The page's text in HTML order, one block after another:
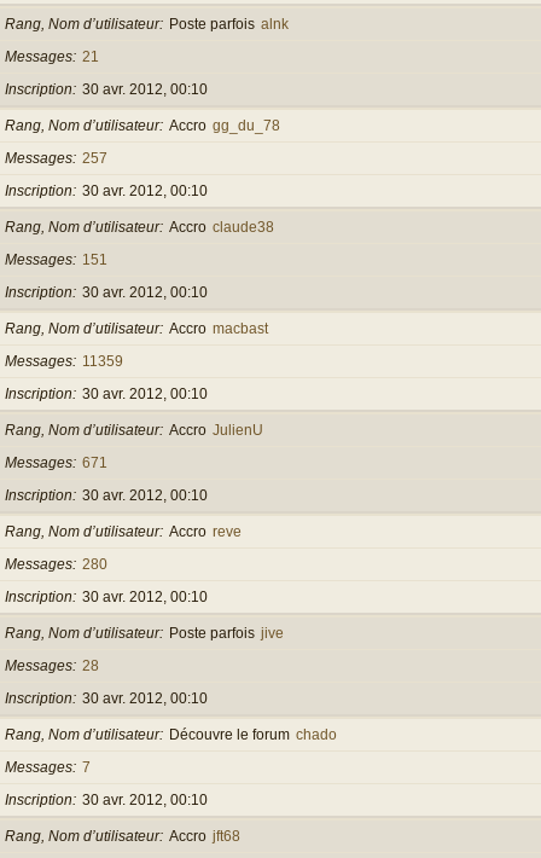
Rang, Nom d’utilisateur Poste parfois alnk
Messages 21
Inscription
30 avr. 2012, 00:10
Rang, Nom d’utilisateur Accro gg_du_78
Messages 257
Inscription
30 avr. 2012, 00:10
Rang, Nom d’utilisateur Accro claude38
Messages
151
Inscription
30 avr. 2012, 00:10
Rang, Nom d’utilisateur Accro macbast
Messages
11359
Inscription
30 avr. 2012, 00:10
Rang, Nom d’utilisateur Accro JulienU
Messages 671
Inscription
30 avr. 2012, 00:10
Rang, Nom d’utilisateur Accro reve
Messages 280
Inscription
30 avr. 2012, 00:10
Rang, Nom d’utilisateur Poste parfois jive
Messages 28
Inscription
30 avr. 2012, 00:10
Rang, Nom d’utilisateur Découvre le forum chado
Messages 7
Inscription
30 avr. 2012, 00:10
Rang, Nom d’utilisateur Accro jft68